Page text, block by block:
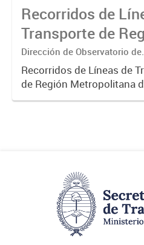
Recorridos de
Transporte de
Metropolitana de
Buenos Aires
Dirección de Observatorio de
Transporte, Estudio y Sistemas
Recorridos de Líneas de
de Región Metropolitana
Aires (RMBA).-